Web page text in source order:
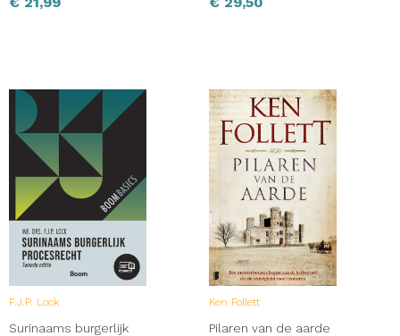
F.J.P. Lock
Surinaams burgerlijk
Ken Follett
Pilaren van de aarde